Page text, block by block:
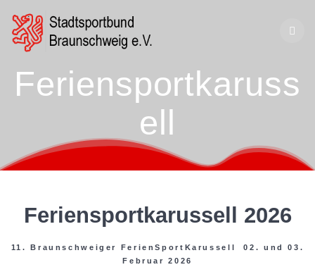
Feriensportkaruss
ell
Feriensportkarussell 2026
11. Braunschweiger FerienSportKarussell 02. und 03.
Februar 2026